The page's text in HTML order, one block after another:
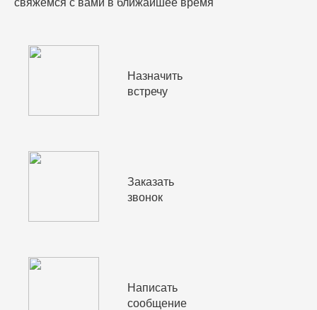
свяжемся с вами в ближайшее время
Назначить
встречу
Заказать
звонок
Написать
сообщение